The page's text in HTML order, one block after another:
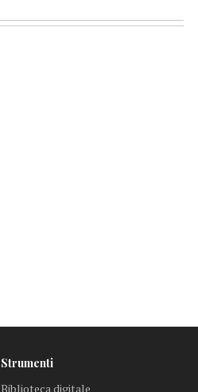
Strumenti
Biblioteca digitale